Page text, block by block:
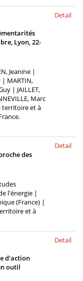
Lyon, 22-
Jeanine |
| MARTIN,
| JAILLET,
Marc
territoire et à
Detail
des
l'énergie |
(France) |
et à
Detail
d'action
outil
Detail